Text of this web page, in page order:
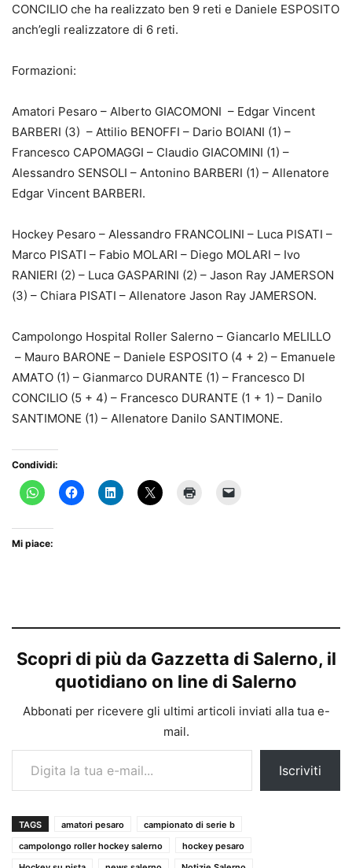
CONCILIO che ha realizzato ben 9 reti e Daniele ESPOSITO
anch’egli realizzatore di 6 reti.
Formazioni:
Amatori Pesaro – Alberto GIACOMONI – Edgar Vincent
BARBERI (3) – Attilio BENOFFI – Dario BOIANI (1) –
Francesco CAPOMAGGI – Claudio GIACOMINI (1) –
Alessandro SENSOLI – Antonino BARBERI (1) – Allenatore
Edgar Vincent BARBERI.
Hockey Pesaro – Alessandro FRANCOLINI – Luca PISATI –
Marco PISATI – Fabio MOLARI – Diego MOLARI – Ivo
RANIERI (2) – Luca GASPARINI (2) – Jason Ray JAMERSON
(3) – Chiara PISATI – Allenatore Jason Ray JAMERSON.
Campolongo Hospital Roller Salerno – Giancarlo MELILLO
– Mauro BARONE – Daniele ESPOSITO (4 + 2) – Emanuele
AMATO (1) – Gianmarco DURANTE (1) – Francesco DI
CONCILIO (5 + 4) – Francesco DURANTE (1 + 1) – Danilo
SANTIMONE (1) – Allenatore Danilo SANTIMONE.
Condividi:
Mi piace:
Scopri di più da Gazzetta di Salerno, il
quotidiano on line di Salerno
Abbonati per ricevere gli ultimi articoli inviati alla tua e-
mail.
Digita la tua e-mail...
Iscriviti
TAGS amatori pesaro
campionato di serie b
campolongo roller hockey salerno
hockey pesaro